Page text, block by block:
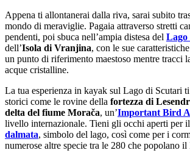
Appena ti allontanerai dalla riva, sarai subito
mondo di meraviglie. Pagaia attraverso stretti
pendenti, poi sbuca nell’ampia distesa del Lago
dell’Isola di Vranjina, con le sue
un punto di riferimento maestoso mentre tracci
acque cristalline.
La tua esperienza in kayak sul Lago di Scutari
storici come le rovine della fortezza di
delta del fiume Morača, un’Important Bird
livello internazionale. Tieni gli occhi aperti per il
dalmata, simbolo del lago, così come per i
numerose altre specie tra le 280 che popolano